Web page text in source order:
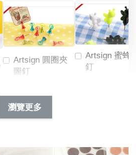
Artsign 圓圈夾
圖釘
NT$ 19.00
NT$ 66.00
Artsign 蜜蜂
釘
加入購物車
瀏覽更多